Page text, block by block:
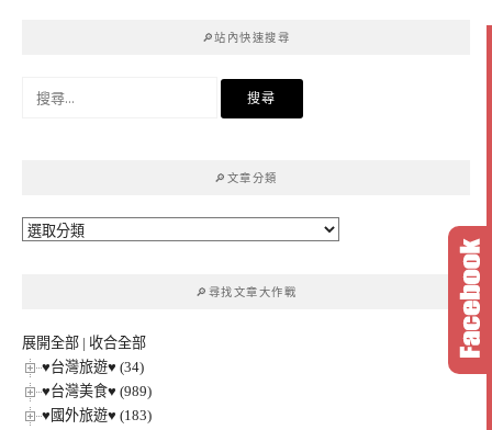
🔎站內快速搜尋
🔎文章分類
🔎
🔎尋找文章大作戰
展開全部 | 收合全部
♥台灣旅遊♥ (34)
♥台灣美食♥ (989)
♥國外旅遊♥ (183)